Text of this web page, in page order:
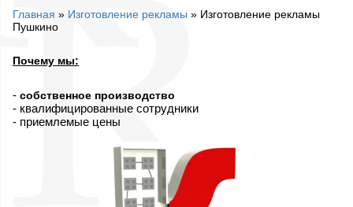
Главная » Изготовление рекламы » Изготовление рекламы
Пушкино
Почему мы:
- собственное производство
- квалифицированные сотрудники
- приемлемые цены